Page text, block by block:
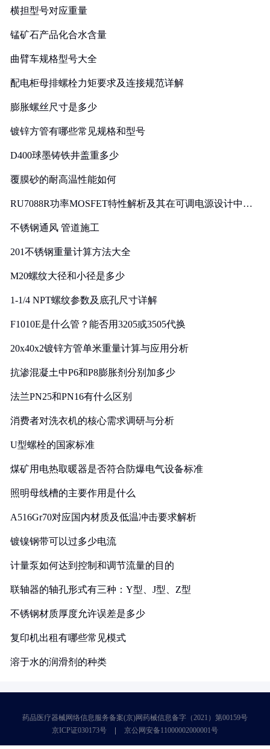
横担型号对应重量
锰矿石产品化合水含量
曲臂车规格型号大全
配电柜母排螺栓力矩要求及连接规范详解
膨胀螺丝尺寸是多少
镀锌方管有哪些常见规格和型号
D400球墨铸铁井盖重多少
覆膜砂的耐高温性能如何
RU7088R功率MOSFET特性解析及其在可调电源设计中的
不锈钢通风 管道施工
201不锈钢重量计算方法大全
M20螺纹大径和小径是多少
1-1/4 NPT螺纹参数及底孔尺寸详解
F1010E是什么管？能否用3205或3505代换
20x40x2镀锌方管单米重量计算与应用分析
抗渗混凝土中P6和P8膨胀剂分别加多少
法兰PN25和PN16有什么区别
消费者对洗衣机的核心需求调研与分析
U型螺栓的国家标准
煤矿用电热取暖器是否符合防爆电气设备标准
照明母线槽的主要作用是什么
A516Gr70对应国内材质及低温冲击要求解析
镀镍钢带可以过多少电流
计量泵如何达到控制和调节流量的目的
联轴器的轴孔形式有三种：Y型、J型、Z型
不锈钢材质厚度允许误差是多少
复印机出租有哪些常见模式
溶于水的润滑剂的种类
药品医疗器械网络信息服务备案(京)网药械信息备字（2021）第00159号
京ICP证030173号
京公网安备11000002000001号